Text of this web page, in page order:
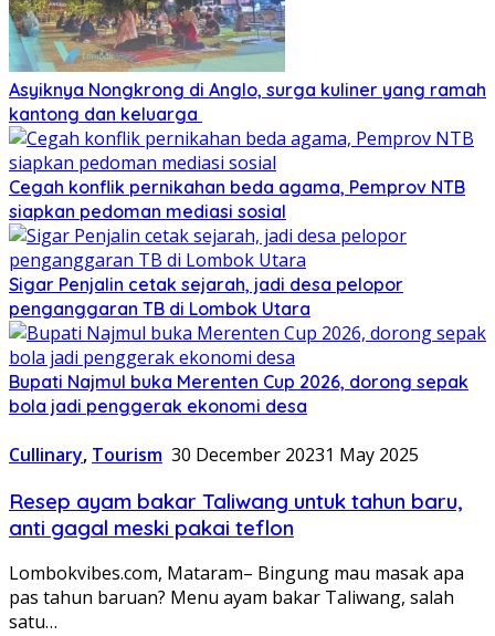
Asyiknya Nongkrong di Anglo, surga kuliner yang ramah
kantong dan keluarga
Cegah konflik pernikahan beda agama, Pemprov NTB
siapkan pedoman mediasi sosial
Sigar Penjalin cetak sejarah, jadi desa pelopor
penganggaran TB di Lombok Utara
Bupati Najmul buka Merenten Cup 2026, dorong sepak
bola jadi penggerak ekonomi desa
Cullinary, Tourism 30 December 20231 May 2025
Resep ayam bakar Taliwang untuk tahun baru,
anti gagal meski pakai teflon
Lombokvibes.com, Mataram– Bingung mau masak apa
pas tahun baruan? Menu ayam bakar Taliwang, salah
satu…